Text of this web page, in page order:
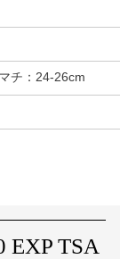
チ：24-26cm
EXP TSA